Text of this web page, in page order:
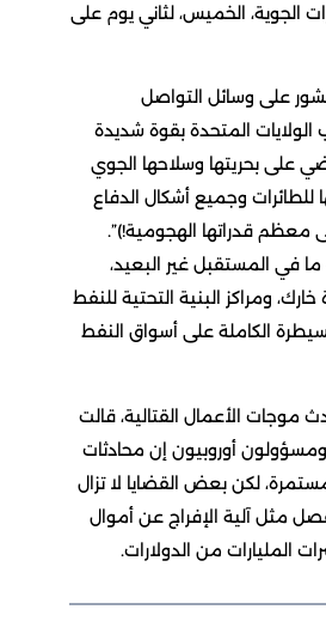
الجوية، الخميس، لثاني يوم على
على وسائل التواصل
المتحدة بقوة شديدة
على بحريتها وسلاحها الجوي
للطائرات وجميع أشكال الدفاع
معظم قدراتها الهجومية!)”.
في المستقبل غير البعيد،
ومراكز البنية التحتية للنفط
الكاملة على أسواق النفط
موجات الأعمال القتالية، قالت
ومسؤولون أوروبيون إن محادثات
لكن بعض القضايا لا تزال
مثل آلية الإفراج عن أموال
المليارات من الدولارات.